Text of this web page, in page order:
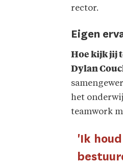
rector.
Eigen
Hoe kijk jij
Dylan
het
teamwork
'Ik